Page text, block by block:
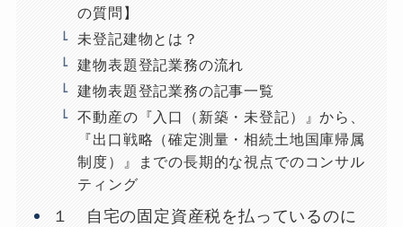
の質問】
未登記建物とは？
建物表題登記業務の流れ
建物表題登記業務の記事一覧
不動産の『入口（新築・未登記）』から、
『出口戦略（確定測量・相続土地国庫帰属
制度）』までの長期的な視点でのコンサル
ティング
１ 自宅の固定資産税を払っているのに